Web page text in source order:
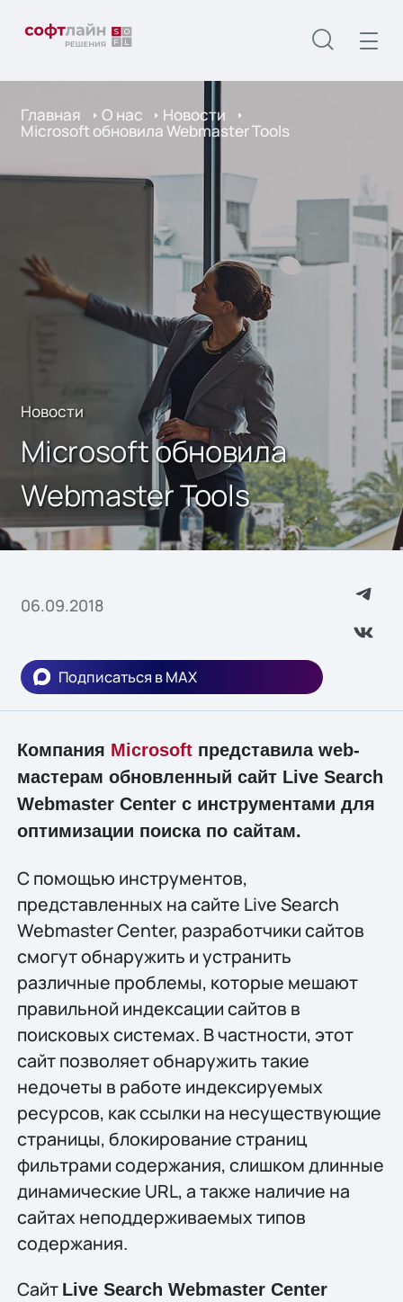
Главная О нас Новости
Microsoft обновила Webmaster Tools
Новости
Microsoft обновила
Webmaster Tools
06.09.2018
Подписаться в MAX
Компания Microsoftпредставила web-
мастерам обновленный сайт Live Search
Webmaster Center с инструментами для
оптимизации поиска по сайтам.
С помощью инструментов,
представленных на сайте Live Search
Webmaster Center, разработчики сайтов
смогут обнаружить и устранить
различные проблемы, которые мешают
правильной индексации сайтов в
поисковых системах. В частности, этот
сайт позволяет обнаружить такие
недочеты в работе индексируемых
ресурсов, как ссылки на несуществующие
страницы, блокирование страниц
фильтрами содержания, слишком длинные
динамические URL, а также наличие на
сайтах неподдерживаемых типов
содержания.
Сайт Live Search Webmaster Center